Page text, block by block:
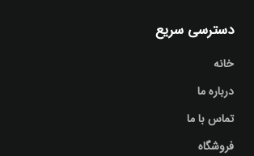
دسترسی سریع
خانه
درباره ما
تماس با ما
فروشگاه